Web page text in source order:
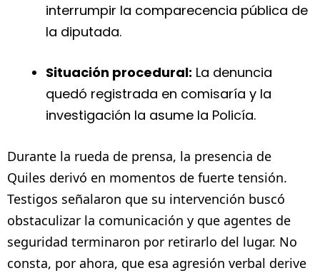
interrumpir la comparecencia pública de
la diputada.
Situación procedural: La denuncia
quedó registrada en comisaría y la
investigación la asume la Policía.
Durante la rueda de prensa, la presencia de
Quiles derivó en momentos de fuerte tensión.
Testigos señalaron que su intervención buscó
obstaculizar la comunicación y que agentes de
seguridad terminaron por retirarlo del lugar. No
consta, por ahora, que esa agresión verbal derive